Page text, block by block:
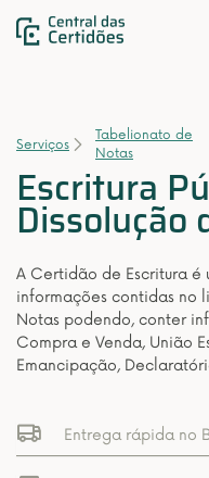
Serviços
Tabelionato de
Notas
Escritura
Dissolução
A Certidão de Escritura
informações contidas no
Notas podendo, conter
Compra e Venda, União
Emancipação,
Entrega rápida no